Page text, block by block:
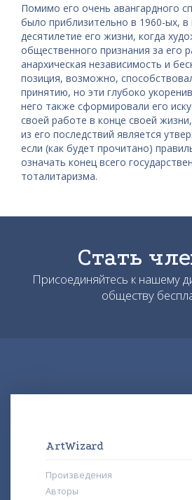
Помимо его очень авангардного
было приблизительно в 1960-ых, в
десятилетие его жизни, когда
общественного признания за его
анархическая независимость и
позиция, возможно,
принятию, но эти глубоко
него также сформировали его
своей работе в конце своей
из его последствий является
если (как будет прочитано)
означать конец всего
тоталитаризма.
Стать
Присоединяйтесь к нашему
обществу
ArtWizard
Произведения
Авторы